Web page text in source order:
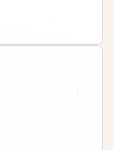
труда в
обучение по
охраны